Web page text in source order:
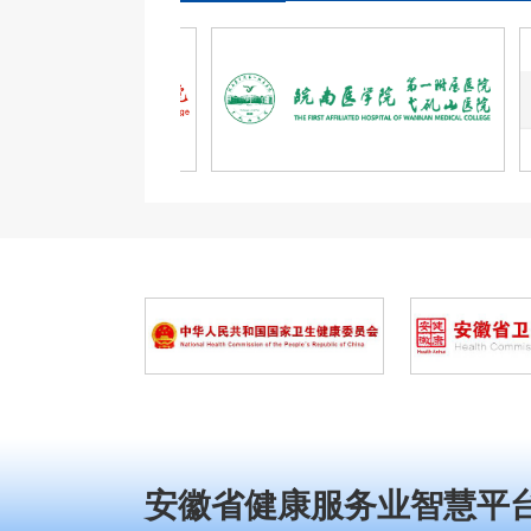
安徽省健康服务业智慧平